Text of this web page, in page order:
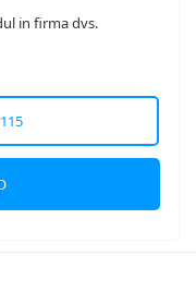
in firma dvs.